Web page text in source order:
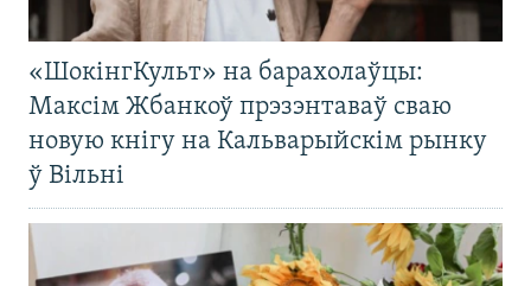
«ШокінгКульт» на барахолаўцы:
Максім Жбанкоў прэзэнтаваў сваю
новую кнігу на Кальварыйскім рынку
ў Вільні